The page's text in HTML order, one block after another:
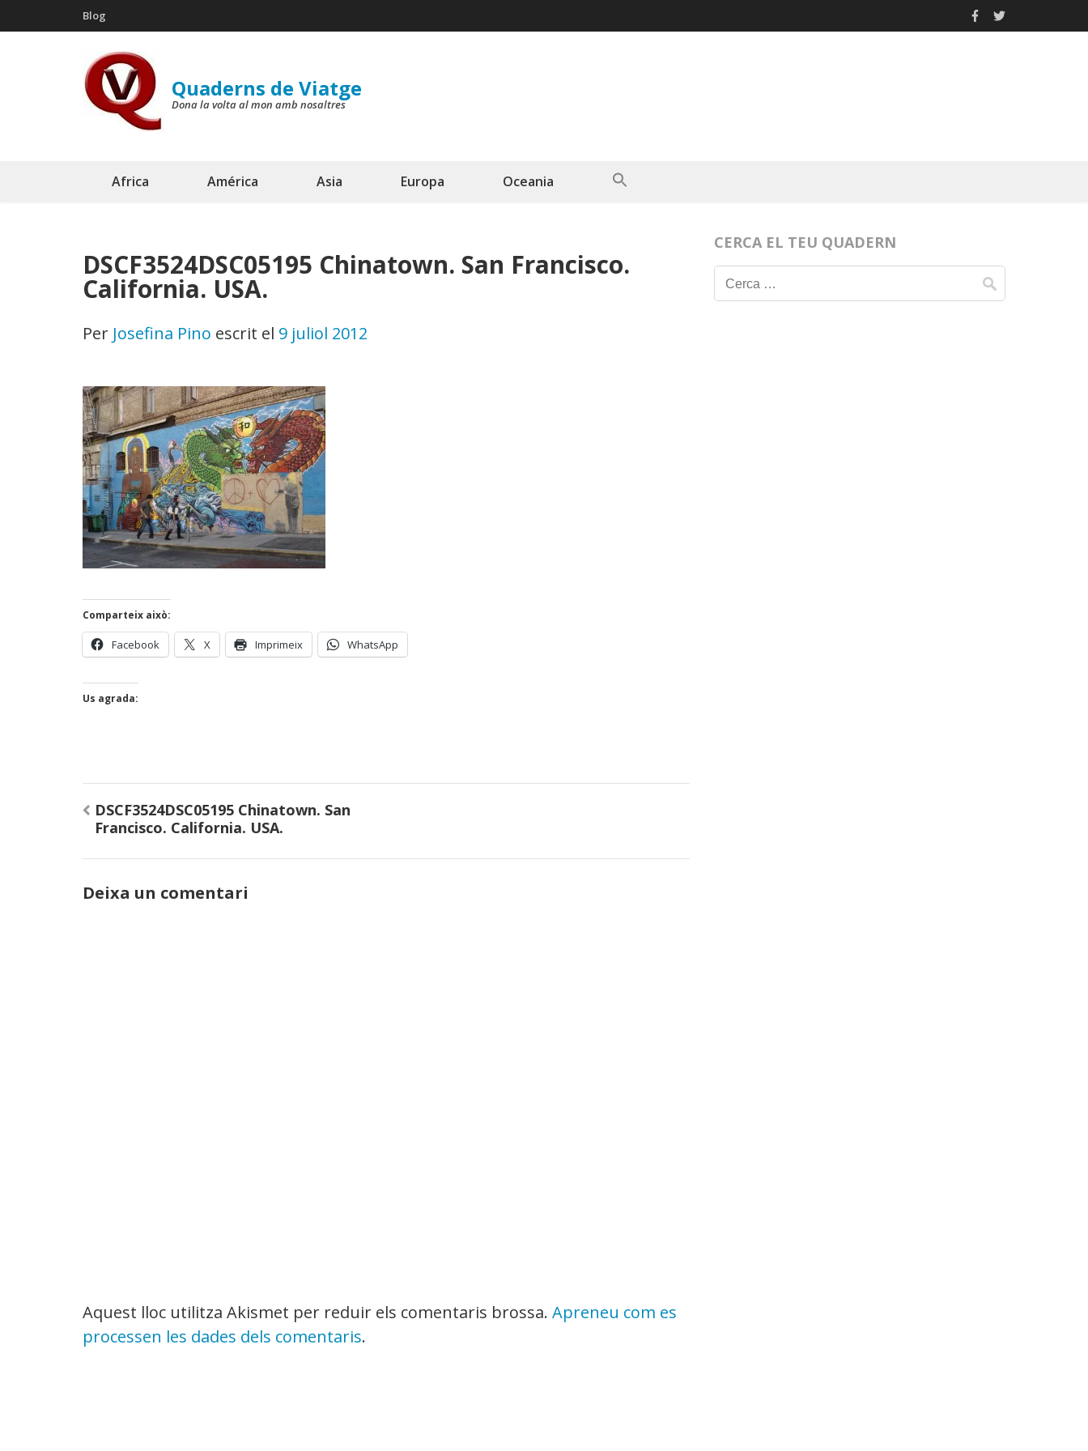
to
Blog
Quaderns de Viatge
Dona la volta al mon amb nosaltres
Africa América Asia Europa Oceania
DSCF3524DSC05195 Chinatown. San Francisco.
California. USA.
Per Josefina Pino escrit el 9 juliol 2012
Comparteix això:
Facebook X Imprimeix WhatsApp
Us agrada:
Navegació
d'entrades
DSCF3524DSC05195 Chinatown. San
Francisco. California. USA.
Deixa un comentari
Aquest lloc utilitza Akismet per reduir els comentaris brossa. Apreneu com es
processen les dades dels comentaris.
CERCA EL TEU QUADERN
Cerca: